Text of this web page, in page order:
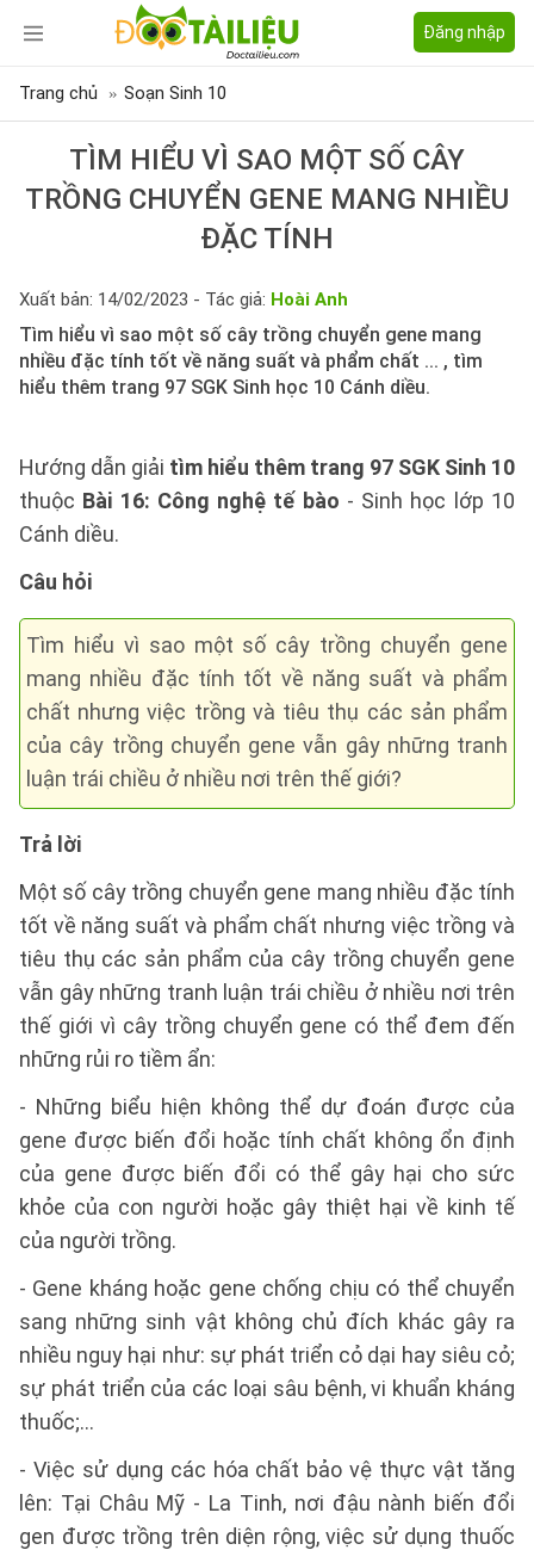
Đăng nhập
Trang chủ Soạn Sinh 10
TÌM HIỂU VÌ SAO MỘT SỐ CÂY
TRỒNG CHUYỂN GENE MANG NHIỀU
ĐẶC TÍNH
Xuất bản: 14/02/2023 - Tác giả: Hoài Anh
Tìm hiểu vì sao một số cây trồng chuyển gene mang
nhiều đặc tính tốt về năng suất và phẩm chất ... , tìm
hiểu thêm trang 97 SGK Sinh học 10 Cánh diều.
Hướng dẫn giải tìm hiểu thêm trang 97 SGK Sinh 10
thuộc Bài 16: Công nghệ tế bào - Sinh học lớp 10
Cánh diều.
Câu hỏi
Tìm hiểu vì sao một số cây trồng chuyển gene
mang nhiều đặc tính tốt về năng suất và phẩm
chất nhưng việc trồng và tiêu thụ các sản phẩm
của cây trồng chuyển gene vẫn gây những tranh
luận trái chiều ở nhiều nơi trên thế giới?
Trả lời
Một số cây trồng chuyển gene mang nhiều đặc tính
tốt về năng suất và phẩm chất nhưng việc trồng và
tiêu thụ các sản phẩm của cây trồng chuyển gene
vẫn gây những tranh luận trái chiều ở nhiều nơi trên
thế giới vì cây trồng chuyển gene có thể đem đến
những rủi ro tiềm ẩn:
- Những biểu hiện không thể dự đoán được của
gene được biến đổi hoặc tính chất không ổn định
của gene được biến đổi có thể gây hại cho sức
khỏe của con người hoặc gây thiệt hại về kinh tế
của người trồng.
- Gene kháng hoặc gene chống chịu có thể chuyển
sang những sinh vật không chủ đích khác gây ra
nhiều nguy hại như: sự phát triển cỏ dại hay siêu cỏ;
sự phát triển của các loại sâu bệnh, vi khuẩn kháng
thuốc;…
- Việc sử dụng các hóa chất bảo vệ thực vật tăng
lên: Tại Châu Mỹ - La Tinh, nơi đậu nành biến đổi
gen được trồng trên diện rộng, việc sử dụng thuốc